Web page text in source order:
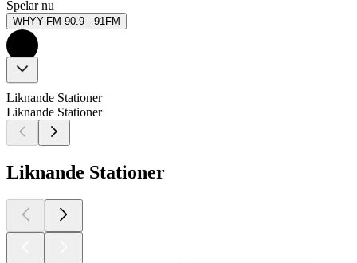
Spelar nu
WHYY-FM 90.9 - 91FM
Liknande Stationer
Liknande Stationer
Liknande Stationer